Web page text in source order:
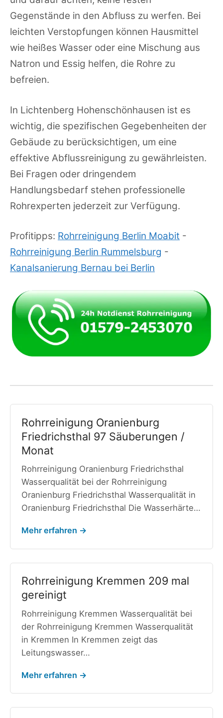
Gegenstände in den Abfluss zu werfen. Bei
leichten Verstopfungen können Hausmittel
wie heißes Wasser oder eine Mischung aus
Natron und Essig helfen, die Rohre zu
befreien.
In Lichtenberg Hohenschönhausen ist es
wichtig, die spezifischen Gegebenheiten der
Gebäude zu berücksichtigen, um eine
effektive Abflussreinigung zu gewährleisten.
Bei Fragen oder dringendem
Handlungsbedarf stehen professionelle
Rohrexperten jederzeit zur Verfügung.
Profitipps: Rohrreinigung Berlin Moabit -
Rohrreinigung Berlin Rummelsburg -
Kanalsanierung Bernau bei Berlin
Rohrreinigung Oranienburg
Friedrichsthal 97 Säuberungen /
Monat
Rohrreinigung Oranienburg Friedrichsthal
Wasserqualität bei der Rohrreinigung
Oranienburg Friedrichsthal Wasserqualität in
Oranienburg Friedrichsthal Die Wasserhärte…
Mehr erfahren →
Rohrreinigung Kremmen 209 mal
gereinigt
Rohrreinigung Kremmen Wasserqualität bei
der Rohrreinigung Kremmen Wasserqualität
in Kremmen In Kremmen zeigt das
Leitungswasser…
Mehr erfahren →